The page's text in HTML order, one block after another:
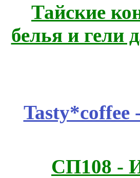
Тайские
белья и гели
Tasty*coffee
СП108 -